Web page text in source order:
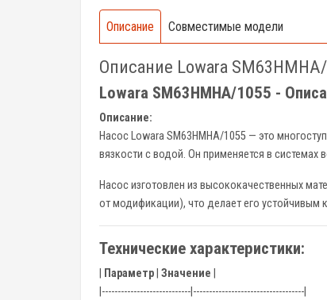
Описание Совместимые модели
Описание Lowara
Lowara SM63HMHA/1055 -
Описание:
Насос Lowara SM63HMHA/1055 — это
вязкости с водой. Он применяется в
Насос изготовлен из высококачественных
от модификации), что делает его устойчивым
Технические характеристики:
Параметр Значение
|----------------------------|-----------------------------------|